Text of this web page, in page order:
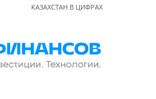
КАЗАХСТАН В ЦИФРАХ